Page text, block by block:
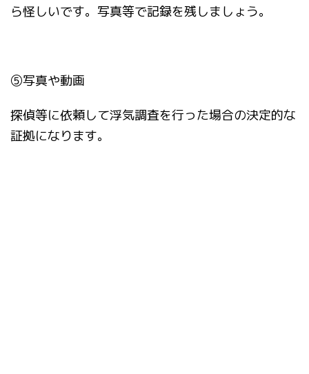
ら怪しいです。写真等で記録を残しましょう。
⑤写真や動画
探偵等に依頼して浮気調査を行った場合の決定的な
証拠になります。